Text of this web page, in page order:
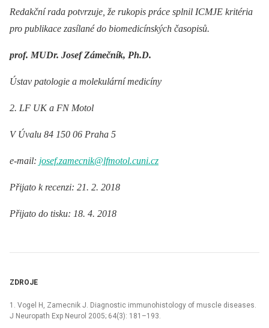
Redakční rada potvrzuje, že rukopis práce splnil ICMJE kritéria
pro publikace zasílané do biomedicínských časopisů.
prof. MUDr. Josef Zámečník, Ph.D.
Ústav patologie a molekulární medicíny
2. LF UK a FN Motol
V Úvalu 84 150 06 Praha 5
e-mail: josef.zamecnik@lfmotol.cuni.cz
Přijato k recenzi: 21. 2. 2018
Přijato do tisku: 18. 4. 2018
ZDROJE
1. Vogel H, Zamecnik J. Dia­gnostic immunohistology of muscle diseases.
J Neuropath Exp Neurol 2005; 64(3): 181–193.